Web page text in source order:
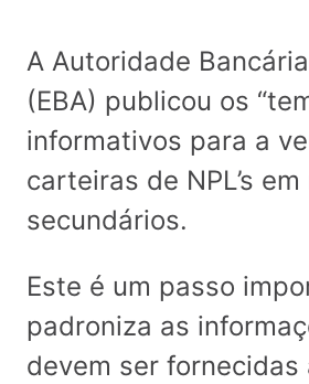
A Autoridade
(EBA) publicou os
informativos para a
carteiras de NPL’s
secundários.
Este é um passo
padroniza as
devem ser fornecidas